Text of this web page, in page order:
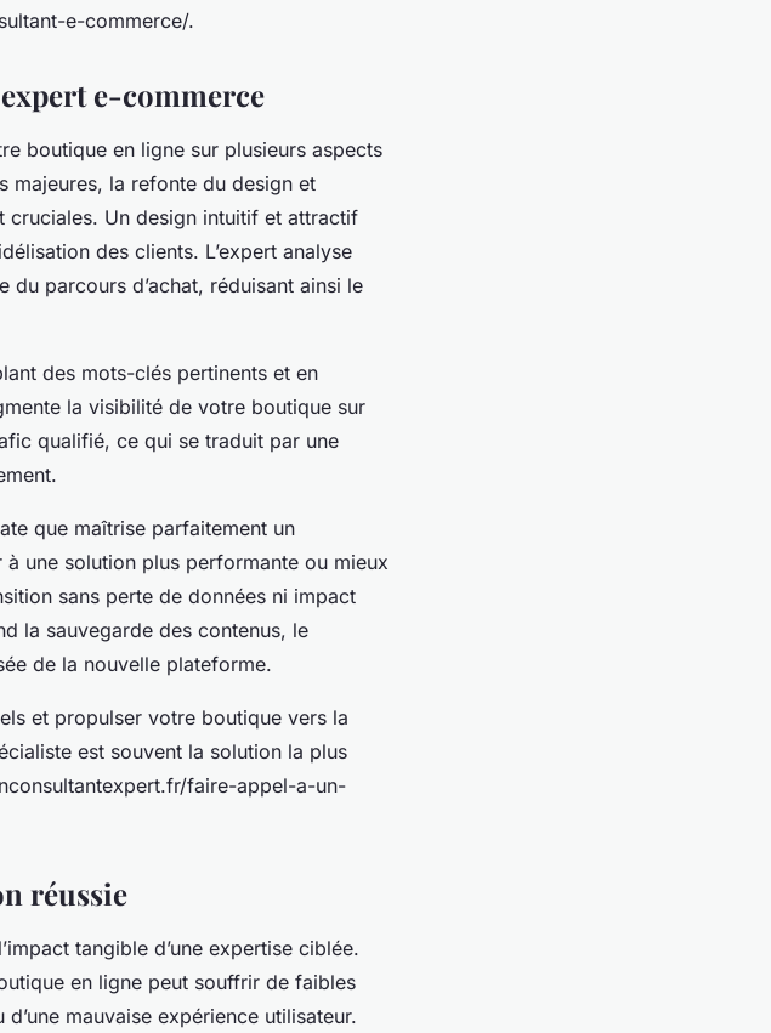
e-commerce/.
e-commerce
boutique en ligne sur plusieurs aspects
majeures, la refonte du design et
Un design intuitif et attractif
des clients. L’expert analyse
parcours d’achat, réduisant ainsi le
des mots-clés pertinents et en
la visibilité de votre boutique sur
qualifié, ce qui se traduit par une
que maîtrise parfaitement un
une solution plus performante ou mieux
sans perte de données ni impact
la sauvegarde des contenus, le
de la nouvelle plateforme.
et propulser votre boutique vers la
est souvent la solution la plus
faire-appel-a-un-
réussie
tangible d’une expertise ciblée.
en ligne peut souffrir de faibles
mauvaise expérience utilisateur.